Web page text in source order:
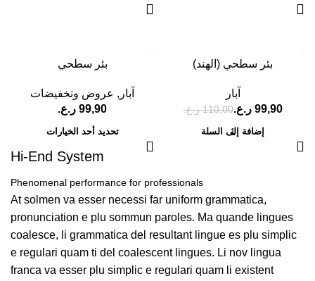
بئر سطحي (الهند)
آبار
110,00 ر.ع. 99,90 ر.ع.
إضافة إلى السلة
بئر سطحي
آبار , عروض وتخفيضات
ر.ع.
تحديد أحد الخيارات
Hi-End System
Phenomenal performance for professionals
At solmen va esser necessi far uniform grammatica,
pronunciation e plu sommun paroles. Ma quande lingues
coalesce, li grammatica del resultant lingue es plu simplic
e regulari quam ti del coalescent lingues. Li nov lingua
franca va esser plu simplic e regulari quam li existent